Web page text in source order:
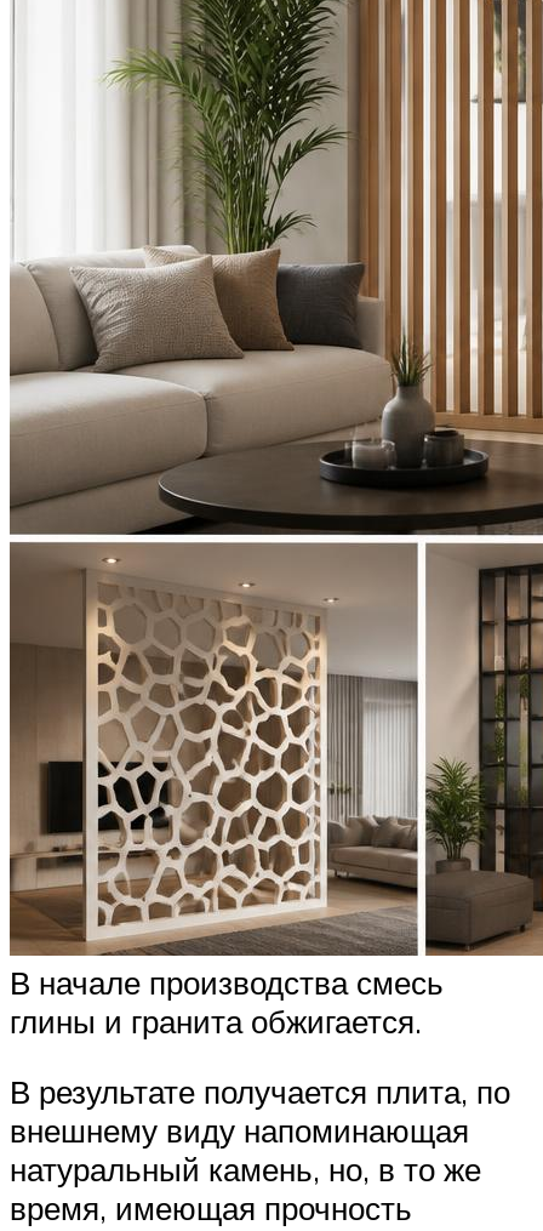
В начале производства смесь
глины и гранита обжигается.
В результате получается плита, по
внешнему виду напоминающая
натуральный камень, но, в то же
время, имеющая прочность